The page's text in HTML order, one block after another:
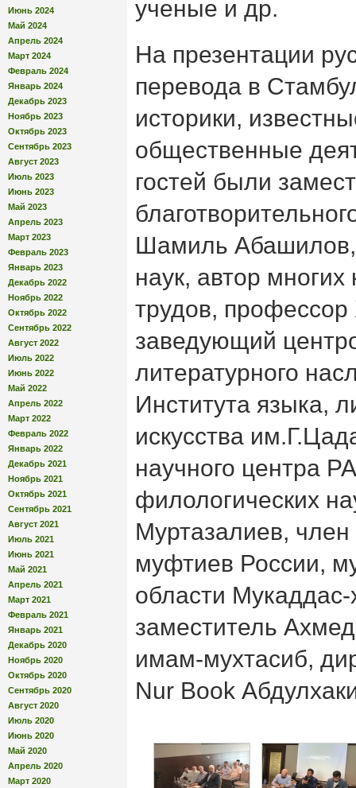
Июнь 2024
Май 2024
Апрель 2024
Март 2024
Февраль 2024
Январь 2024
Декабрь 2023
Ноябрь 2023
Октябрь 2023
Сентябрь 2023
Август 2023
Июль 2023
Июнь 2023
Май 2023
Апрель 2023
Март 2023
Февраль 2023
Январь 2023
Декабрь 2022
Ноябрь 2022
Октябрь 2022
Сентябрь 2022
Август 2022
Июль 2022
Июнь 2022
Май 2022
Апрель 2022
Март 2022
Февраль 2022
Январь 2022
Декабрь 2021
Ноябрь 2021
Октябрь 2021
Сентябрь 2021
Август 2021
Июль 2021
Июнь 2021
Май 2021
Апрель 2021
Март 2021
Февраль 2021
Январь 2021
Декабрь 2020
Ноябрь 2020
Октябрь 2020
Сентябрь 2020
Август 2020
Июль 2020
Июнь 2020
Май 2020
Апрель 2020
Март 2020
ученые и др.
На презентации
перевода в
историки,
общественные
гостей были
Шамиль Абашилов,
наук, автор многих
трудов,
заведующий
литературного
Института языка,
искусства
научного центра
филологических
Муртазалиев,
муфтиев России,
области Мукаддас-
заместитель
имам-мухтасиб,
Nur Book